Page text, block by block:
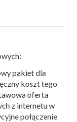
pakiet dla
koszt tego
oferta
z internetu w
połączenie